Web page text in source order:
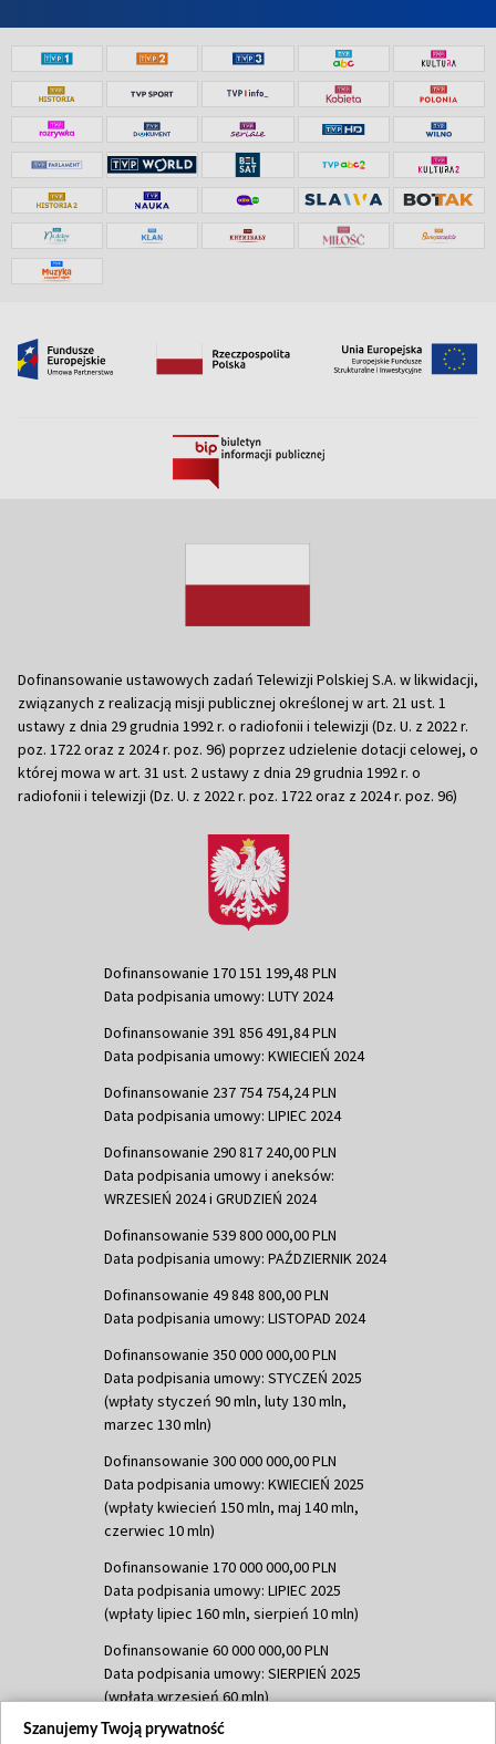
Dofinansowanie ustawowych zadań Telewizji Polskiej S.A. w likwidacji,
związanych z realizacją misji publicznej określonej w art. 21 ust. 1
ustawy z dnia 29 grudnia 1992 r. o radiofonii i telewizji (Dz. U. z 2022 r.
poz. 1722 oraz z 2024 r. poz. 96) poprzez udzielenie dotacji celowej, o
której mowa w art. 31 ust. 2 ustawy z dnia 29 grudnia 1992 r. o
radiofonii i telewizji (Dz. U. z 2022 r. poz. 1722 oraz z 2024 r. poz. 96)
Dofinansowanie 170 151 199,48 PLN
Data podpisania umowy: LUTY 2024
Dofinansowanie 391 856 491,84 PLN
Data podpisania umowy: KWIECIEŃ 2024
Dofinansowanie 237 754 754,24 PLN
Data podpisania umowy: LIPIEC 2024
Dofinansowanie 290 817 240,00 PLN
Data podpisania umowy i aneksów:
WRZESIEŃ 2024 i GRUDZIEŃ 2024
Dofinansowanie 539 800 000,00 PLN
Data podpisania umowy: PAŹDZIERNIK 2024
Dofinansowanie 49 848 800,00 PLN
Data podpisania umowy: LISTOPAD 2024
Dofinansowanie 350 000 000,00 PLN
Data podpisania umowy: STYCZEŃ 2025
(wpłaty styczeń 90 mln, luty 130 mln,
marzec 130 mln)
Dofinansowanie 300 000 000,00 PLN
Data podpisania umowy: KWIECIEŃ 2025
(wpłaty kwiecień 150 mln, maj 140 mln,
czerwiec 10 mln)
Dofinansowanie 170 000 000,00 PLN
Data podpisania umowy: LIPIEC 2025
(wpłaty lipiec 160 mln, sierpień 10 mln)
Dofinansowanie 60 000 000,00 PLN
Data podpisania umowy: SIERPIEŃ 2025
(wpłata wrzesień 60 mln)
Dofinansowanie 635 783 051,21 PLN
Szanujemy Twoją prywatność